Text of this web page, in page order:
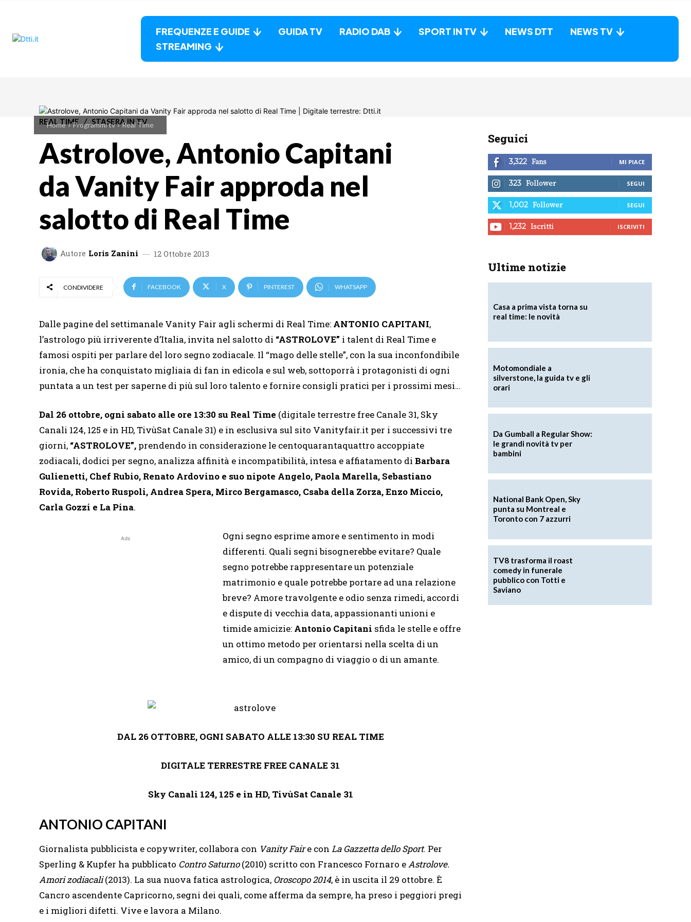
FREQUENZE E GUIDE GUIDA TV RADIO DAB SPORT IN TV NEWS DTT
NEWS TV
STREAMING
Home Programmi tv Real Time
REAL TIME STASERA IN TV
Astrolove, Antonio Capitani
da Vanity Fair approda nel
salotto di Real Time
Autore Loris Zanini 12 Ottobre 2013
CONDIVIDERE FACEBOOK X PINTEREST WHATSAPP
Dalle pagine del settimanale Vanity Fair agli schermi di Real Time: ANTONIO CAPITANI,
l’astrologo più irriverente d’Italia, invita nel salotto di “ASTROLOVE” i talent di Real Time e
famosi ospiti per parlare del loro segno zodiacale. Il “mago delle stelle”, con la sua inconfondibile
ironia, che ha conquistato migliaia di fan in edicola e sul web, sottoporrà i protagonisti di ogni
puntata a un test per saperne di più sul loro talento e fornire consigli pratici per i prossimi mesi…
Dal 26 ottobre, ogni sabato alle ore 13:30 su Real Time (digitale terrestre free Canale 31, Sky
Canali 124, 125 e in HD, TivùSat Canale 31) e in esclusiva sul sito Vanityfair.it per i successivi tre
giorni, “ASTROLOVE”, prendendo in considerazione le centoquarantaquattro accoppiate
zodiacali, dodici per segno, analizza affinità e incompatibilità, intesa e affiatamento di Barbara
Gulienetti, Chef Rubio, Renato Ardovino e suo nipote Angelo, Paola Marella, Sebastiano
Rovida, Roberto Ruspoli, Andrea Spera, Mirco Bergamasco, Csaba della Zorza, Enzo Miccio,
Carla Gozzi e La Pina.
Ads
Ogni segno esprime amore e sentimento in modi
differenti. Quali segni bisognerebbe evitare? Quale
segno potrebbe rappresentare un potenziale
matrimonio e quale potrebbe portare ad una relazione
breve? Amore travolgente e odio senza rimedi, accordi
e dispute di vecchia data, appassionanti unioni e
timide amicizie: Antonio Capitani sfida le stelle e offre
un ottimo metodo per orientarsi nella scelta di un
amico, di un compagno di viaggio o di un amante.
DAL 26 OTTOBRE, OGNI SABATO ALLE 13:30 SU REAL TIME
DIGITALE TERRESTRE FREE CANALE 31
Sky Canali 124, 125 e in HD, TivùSat Canale 31
ANTONIO CAPITANI
Giornalista pubblicista e copywriter, collabora con Vanity Faire con La Gazzetta dello Sport. Per
Sperling & Kupfer ha pubblicato Contro Saturno(2010) scritto con Francesco Fornaro e Astrolove.
Amori zodiacali(2013). La sua nuova fatica astrologica, Oroscopo 2014, è in uscita il 29 ottobre. È
Cancro ascendente Capricorno, segni dei quali, come afferma da sempre, ha preso i peggiori pregi
e i migliori difetti. Vive e lavora a Milano.
Seguici
3,322 Fans MI PIACE
323 Follower SEGUI
1,002 Follower SEGUI
1,232 Iscritti ISCRIVITI
Ultime notizie
Casa a prima vista torna su
real time: le novità
Motomondiale a
silverstone, la guida tv e gli
orari
Da Gumball a Regular Show:
le grandi novità tv per
bambini
National Bank Open, Sky
punta su Montreal e
Toronto con 7 azzurri
TV8 trasforma il roast
comedy in funerale
pubblico con Totti e
Saviano